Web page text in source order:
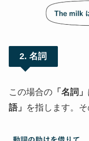
2. 名詞
この場合の「名詞」
語」 を指します。そ